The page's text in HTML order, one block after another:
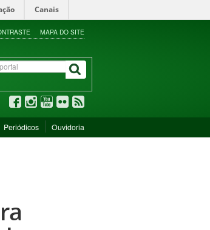
Canais
MAPA DO SITE
Periódicos Ouvidoria